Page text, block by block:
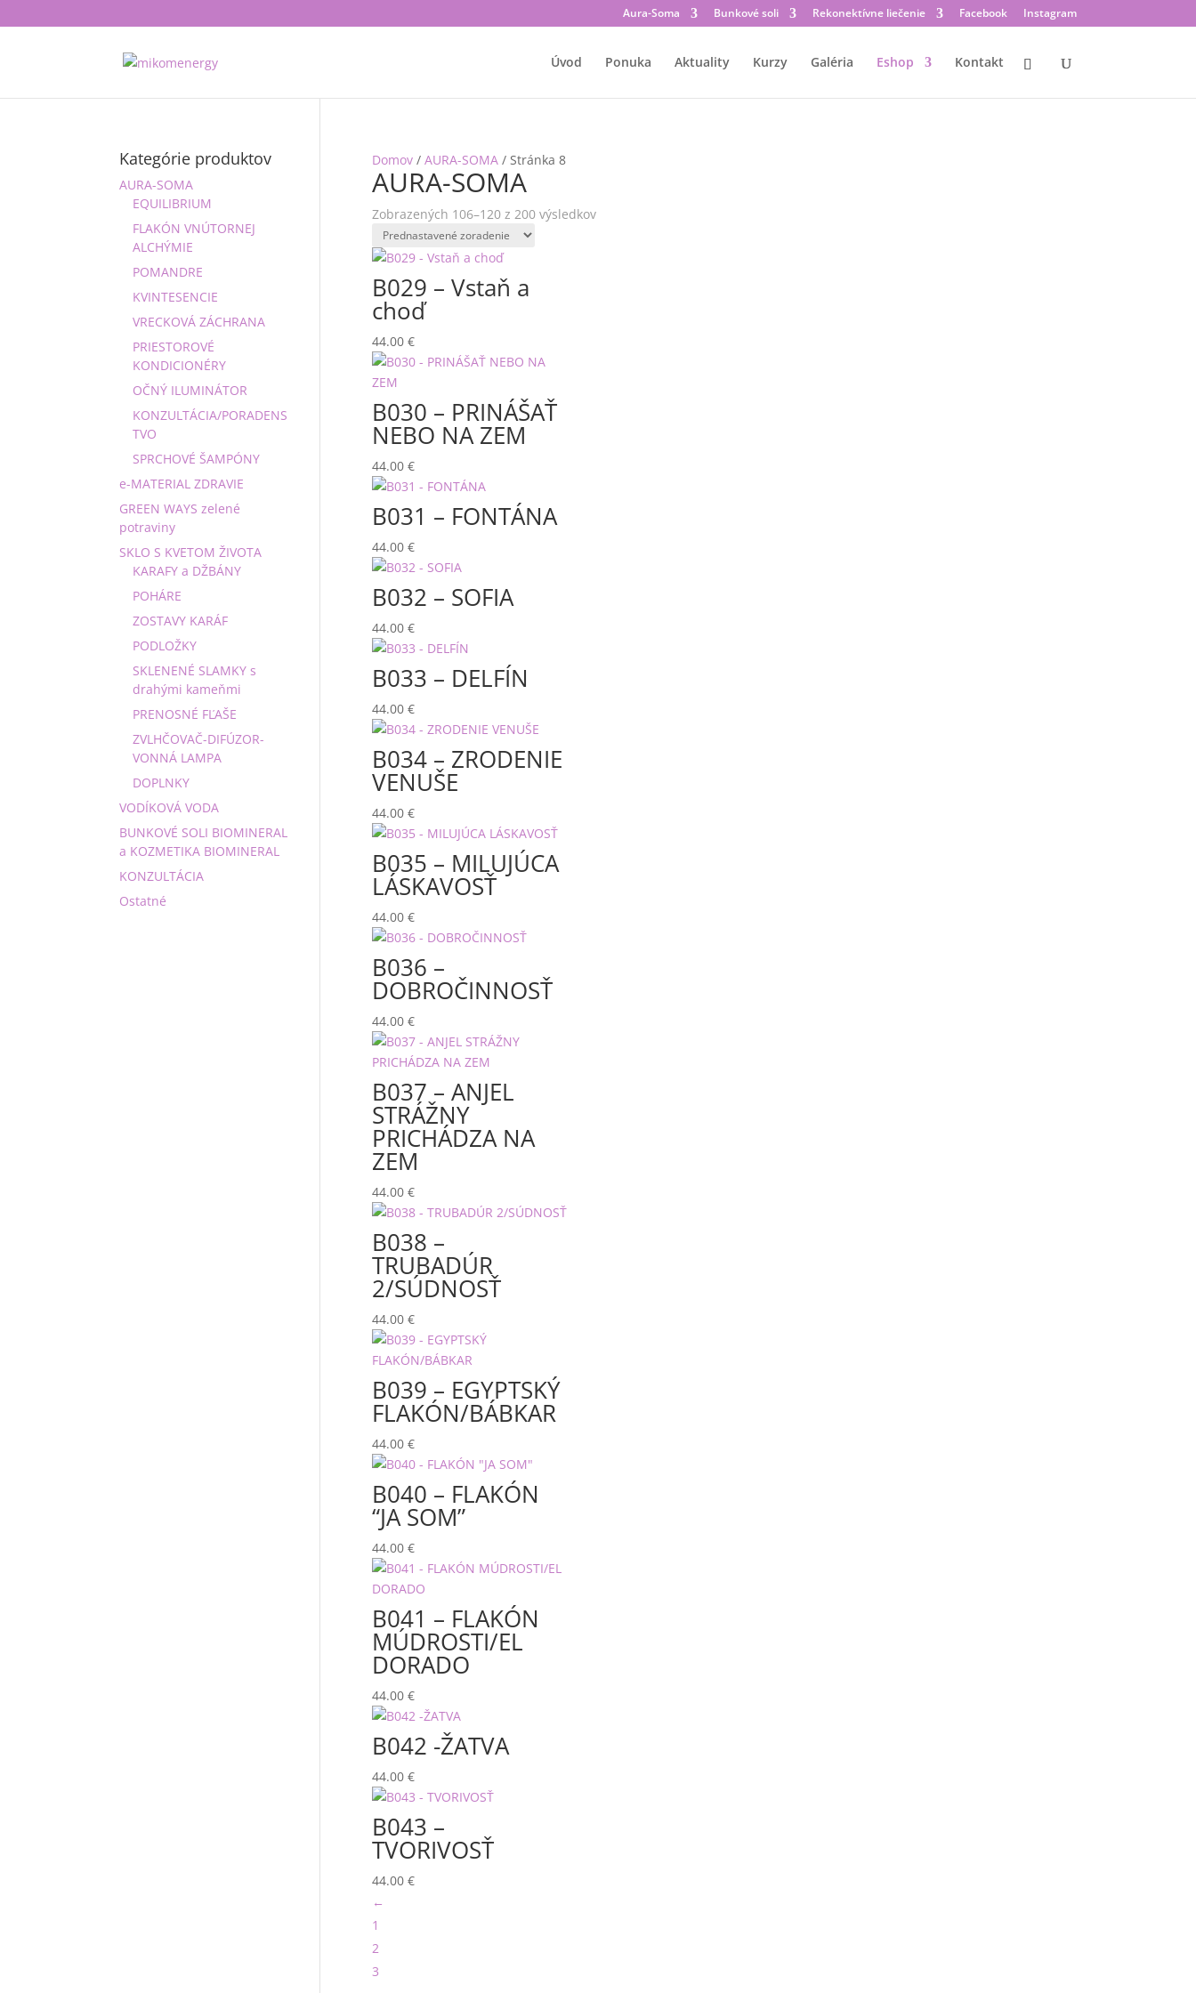
Aura-Soma Bunkové soli Rekonektívne liečenie Facebook Instagram
Úvod Ponuka Aktuality Kurzy Galéria Eshop Kontakt
Domov/ AURA-SOMA/ Stránka 8
AURA-SOMA
Zobrazených 106–120 z 200 výsledkov
B029 – Vstaň a
choď
44.00 €
B030 – PRINÁŠAŤ
NEBO NA ZEM
44.00 €
B031 – FONTÁNA
44.00 €
B032 – SOFIA
44.00 €
B033 – DELFÍN
44.00 €
B034 – ZRODENIE
VENUŠE
44.00 €
B035 – MILUJÚCA
LÁSKAVOSŤ
44.00 €
B036 –
DOBROČINNOSŤ
44.00 €
B037 – ANJEL
STRÁŽNY
PRICHÁDZA NA
ZEM
44.00 €
B038 –
TRUBADÚR
2/SÚDNOSŤ
44.00 €
B039 – EGYPTSKÝ
FLAKÓN/BÁBKAR
44.00 €
B040 – FLAKÓN
“JA SOM”
44.00 €
B041 – FLAKÓN
MÚDROSTI/EL
DORADO
44.00 €
B042 -ŽATVA
44.00 €
B043 –
TVORIVOSŤ
44.00 €
←
1
2
3
Kategórie produktov
AURA-SOMA
EQUILIBRIUM
FLAKÓN VNÚTORNEJ
ALCHÝMIE
POMANDRE
KVINTESENCIE
VRECKOVÁ ZÁCHRANA
PRIESTOROVÉ
KONDICIONÉRY
OČNÝ ILUMINÁTOR
KONZULTÁCIA/PORADENS
TVO
SPRCHOVÉ ŠAMPÓNY
e-MATERIAL ZDRAVIE
GREEN WAYS zelené
potraviny
SKLO S KVETOM ŽIVOTA
KARAFY a DŽBÁNY
POHÁRE
ZOSTAVY KARÁF
PODLOŽKY
SKLENENÉ SLAMKY s
drahými kameňmi
PRENOSNÉ FĽAŠE
ZVLHČOVAČ-DIFÚZOR-
VONNÁ LAMPA
DOPLNKY
VODÍKOVÁ VODA
BUNKOVÉ SOLI BIOMINERAL
a KOZMETIKA BIOMINERAL
KONZULTÁCIA
Ostatné